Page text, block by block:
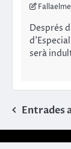
Després
serà
Entrades